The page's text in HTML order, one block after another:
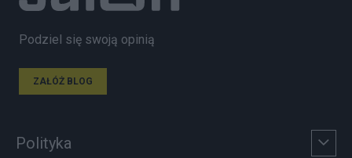
Podziel się swoją opinią
ZAŁÓŻ BLOG
Polityka